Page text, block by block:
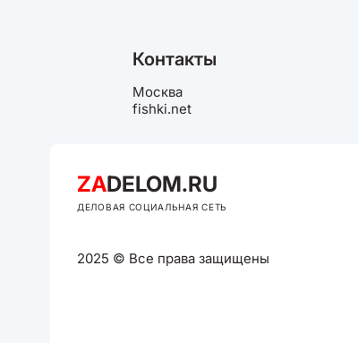
Контакты
Москва
fishki.net
ZADELOM.RU
ДЕЛОВАЯ СОЦИАЛЬНАЯ СЕТЬ
2025 © Все права защищены